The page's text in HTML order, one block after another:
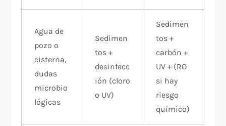
Agua de
pozo o
cisterna,
dudas
microbio
lógicas
Sedimen
tos +
desinfecc
ión (cloro
o UV)
Sedimen
tos +
carbón +
UV + (RO
si hay
riesgo
químico)